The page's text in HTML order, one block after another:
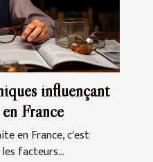
influençant
France
en France, c'est
facteurs...